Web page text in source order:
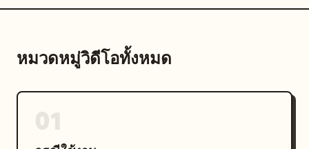
หมวดหมู่วิดีโอทั้งหมด